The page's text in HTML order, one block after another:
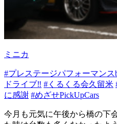
ミニカ
#プレステージパフォーマン
ドライブ‼️ #くるくる会久留米
に感謝 #めざせPickUpCars
今月も元気に午後から橋の下